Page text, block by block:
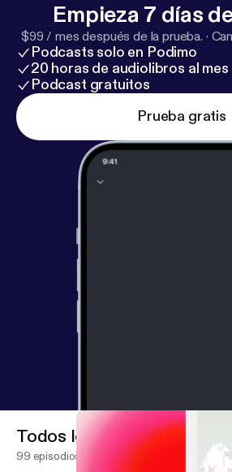
y en Spotify [https://
Empieza 7 días
$99 / mes después de la prueba. ·
Podcasts solo en Podimo
20 horas de audiolibros al mes
Podcast gratuitos
Prueba gratis
Todos los episodios
99 episodios